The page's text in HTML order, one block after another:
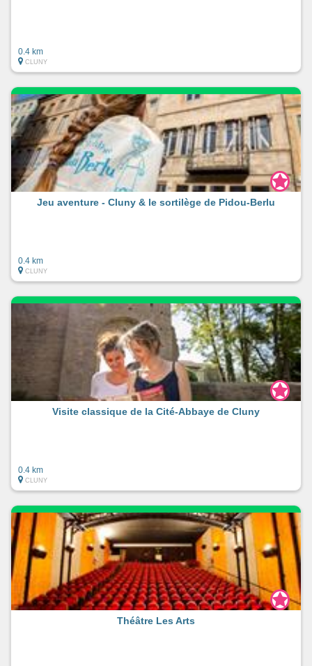
0.4 km
CLUNY
Jeu aventure - Cluny & le sortilège de Pidou-Berlu
0.4 km
CLUNY
Visite classique de la Cité-Abbaye de Cluny
0.4 km
CLUNY
Théâtre Les Arts